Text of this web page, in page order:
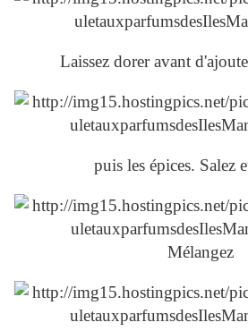
Laissez dorer avant
puis les épices. Salez
Mélangez